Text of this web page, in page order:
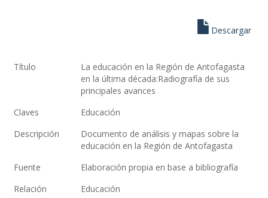
Descargar
Título
La educación en la Región de Antofagasta
en la última década:Radiografía de sus
principales avances
Claves
Educación
Descripción
Documento de análisis y mapas sobre la
educación en la Región de Antofagasta
Fuente
Elaboración propia en base a bibliografía
Relación
Educación